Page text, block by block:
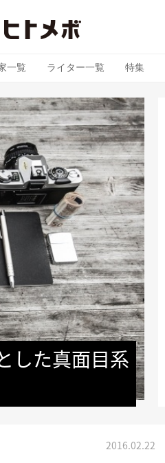
一覧 ライター一覧 特集
した真面目系
2016.02.22